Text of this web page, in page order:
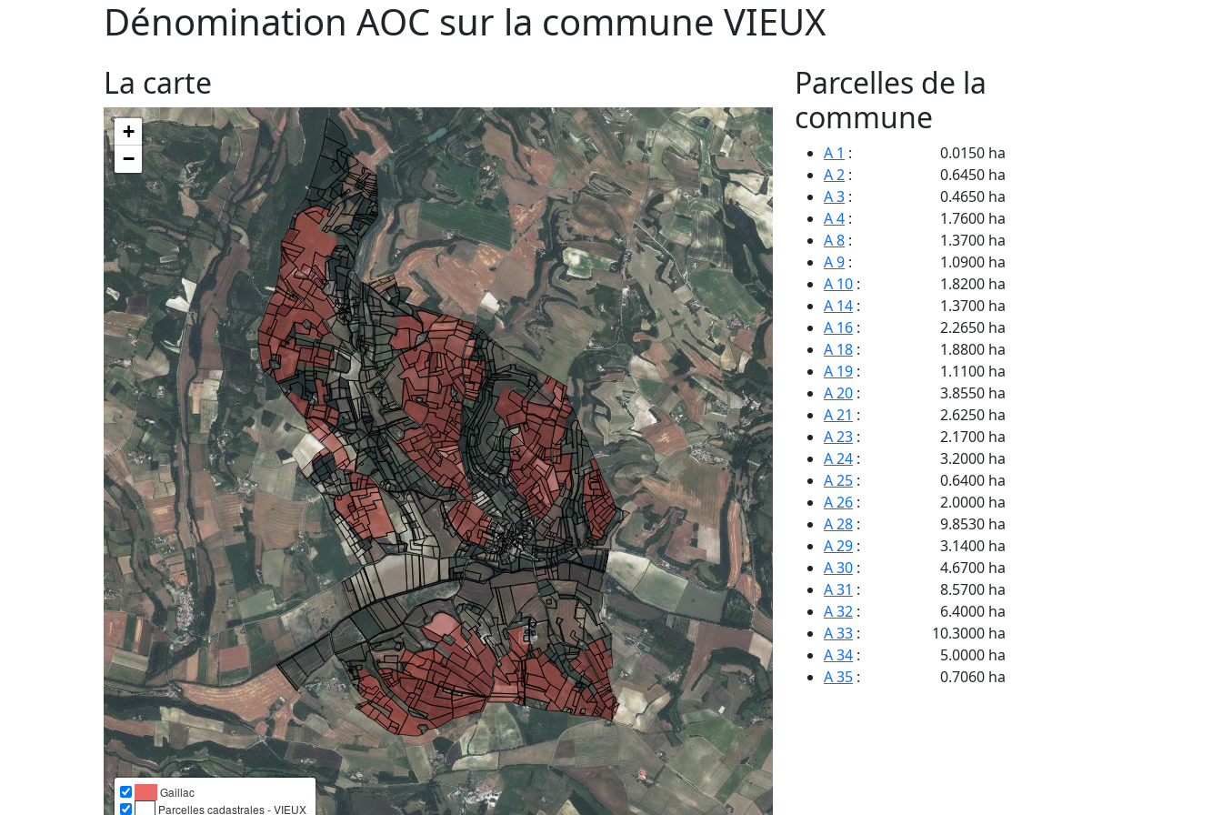
Dénomination AOC sur la commune VIEUX
La carte
+
−
Gaillac
Parcelles cadastrales - VIEUX
Parcelles de la
commune
A 1 :
0.0150 ha
A 2 :
0.6450 ha
A 3 :
0.4650 ha
A 4 :
1.7600 ha
A 8 :
1.3700 ha
A 9 :
1.0900 ha
A 10 :
1.8200 ha
A 14 :
1.3700 ha
A 16 :
2.2650 ha
A 18 :
1.8800 ha
A 19 :
1.1100 ha
A 20 :
3.8550 ha
A 21 :
2.6250 ha
A 23 :
2.1700 ha
A 24 :
3.2000 ha
A 25 :
0.6400 ha
A 26 :
2.0000 ha
A 28 :
9.8530 ha
A 29 :
3.1400 ha
A 30 :
4.6700 ha
A 31 :
8.5700 ha
A 32 :
6.4000 ha
A 33 :
10.3000 ha
A 34 :
5.0000 ha
A 35 :
0.7060 ha